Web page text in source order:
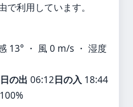
利用しています。
13° ・ 風 0 m/s ・ 湿度
日の出 06:12日の入 18:44
100%